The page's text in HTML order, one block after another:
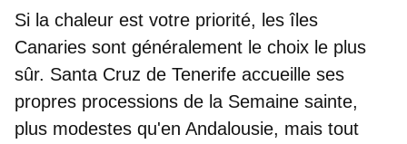
Si la chaleur est votre priorité, les îles
Canaries sont généralement le choix le plus
sûr. Santa Cruz de Tenerife accueille ses
propres processions de la Semaine sainte,
plus modestes qu'en Andalousie, mais tout